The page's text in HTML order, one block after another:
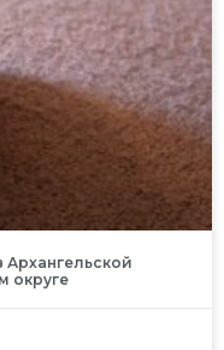
Архангельской
округе